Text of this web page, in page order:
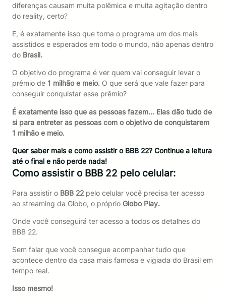
diferenças causam muita polêmica e muita agitação dentro
do reality, certo?
E, é exatamente isso que torna o programa um dos mais
assistidos e esperados em todo o mundo, não apenas dentro
do Brasil.
O objetivo do programa é ver quem vai conseguir levar o
prêmio de1 milhão e meio.O que será que vale fazer para
conseguir conquistar esse prêmio?
É exatamente isso que as pessoas fazem… Elas dão tudo de
si para entreter as pessoas com o objetivo de conquistarem
1 milhão e meio.
Quer saber mais e como assistir o BBB 22? Continue a leitura
até o final e não perde nada!
Como assistir o BBB 22 pelo celular:
Para assistir o BBB 22pelo celular você precisa ter acesso
ao streaming da Globo, o próprio Globo Play.
Onde você conseguirá ter acesso a todos os detalhes do
BBB 22.
Sem falar que você consegue acompanhar tudo que
acontece dentro da casa mais famosa e vigiada do Brasil em
tempo real.
Isso mesmo!